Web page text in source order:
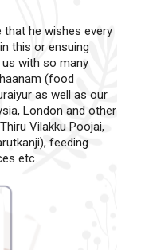
he wishes every
this or ensuing
us with so many
(food
as well as our
London and other
Vilakku Poojai,
feeding
etc.